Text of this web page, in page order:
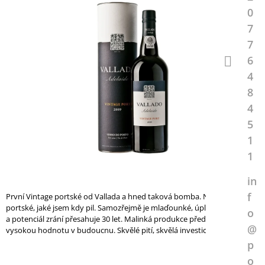
0
7
7
6
4
8
4
5
1
1
in
f
o
@
p
o
První Vintage portské od Vallada a hned taková bomba. Nejlepší Vintage
portské, jaké jsem kdy pil. Samozřejmě je mlaďounké, úplně na začátku
a potenciál zrání přesahuje 30 let. Malinká produkce předurčuje
vysokou hodnotu v budoucnu. Skvělé pití, skvělá investice...
O
P
O
R